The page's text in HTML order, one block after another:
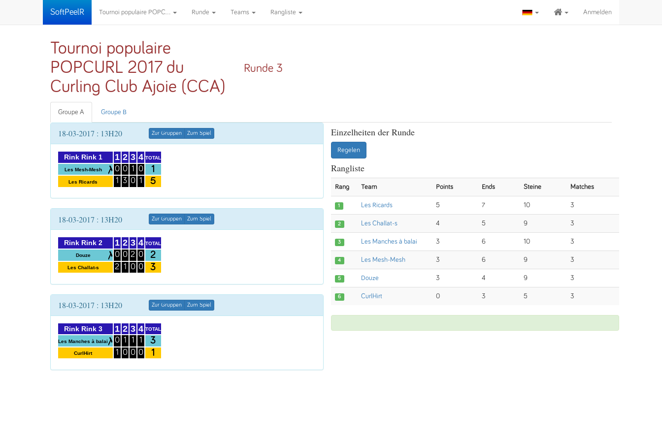
SoftPeelR Tournoi populaire POPC... Runde Teams Rangliste Anmelden
Tournoi populaire
POPCURL 2017 du
Curling Club Ajoie (CCA)
Runde 3
Groupe A Groupe B
18-03-2017 : 13H20 Zur Gruppen Zum Spiel
Rink Rink 1
Les Mesh-Mesh
Les Ricards
1
0
1
2
0
3
3
1
0
4
0
1
TOTAL
1
5
18-03-2017 : 13H20 Zur Gruppen Zum Spiel
Rink Rink 2
Douze
Les Challat-s
1
0
2
2
0
1
3
2
0
4
0
0
TOTAL
2
3
18-03-2017 : 13H20 Zur Gruppen Zum Spiel
Rink Rink 3
Les Manches à balai
CurlHirt
1
0
1
2
1
0
3
1
0
4
1
0
TOTAL
3
1
Einzelheiten der Runde
Regelen
Rangliste
Rang Team Points Ends Steine Matches
1 Les Ricards 5 7 10 3
2 Les Challat-s 4 5 9 3
3 Les Manches à balai 3 6 10 3
4 Les Mesh-Mesh 3 6 9 3
5 Douze 3 4 9 3
6 CurlHirt 0 3 5 3